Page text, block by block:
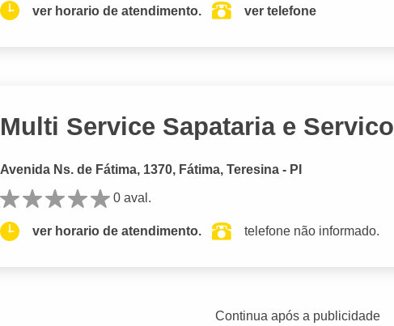
ver horario de atendimento. ver telefone
Multi Service Sapataria e Servico
Avenida Ns. de Fátima, 1370, Fátima, Teresina - PI
0 aval.
ver horario de atendimento. telefone não informado.
Continua após a publicidade